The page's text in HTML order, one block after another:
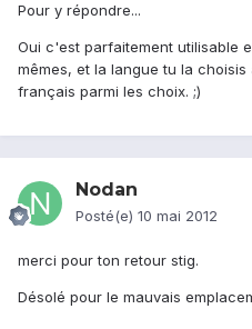
Pour y répondre...
Oui c'est parfaitement utilisable
mêmes, et la langue tu la
français parmi les choix. ;)
Nodan
Posté(e) 10 mai 2012
merci pour ton retour stig.
Désolé pour le mauvais